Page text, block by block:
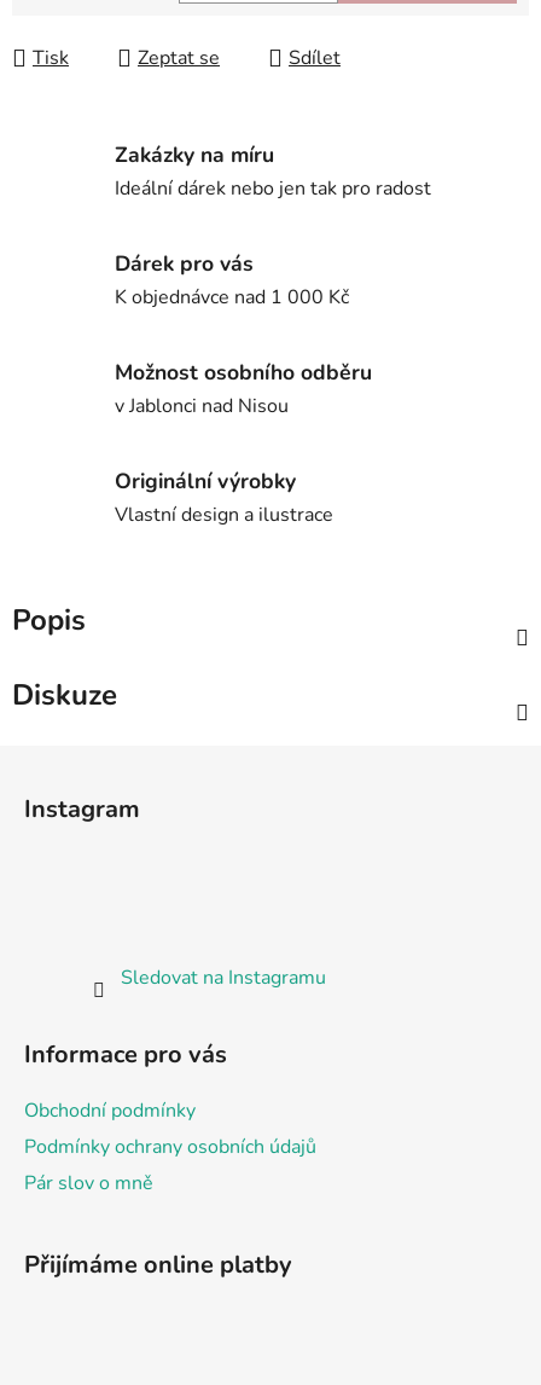
Tisk Zeptat se Sdílet
Zakázky na míru
Ideální dárek nebo jen tak pro radost
Dárek pro vás
K objednávce nad 1 000 Kč
Možnost osobního odběru
v Jablonci nad Nisou
Originální výrobky
Vlastní design a ilustrace
Popis
Diskuze
Instagram
Sledovat na Instagramu
Informace pro vás
Obchodní podmínky
Podmínky ochrany osobních údajů
Pár slov o mně
Přijímáme online platby